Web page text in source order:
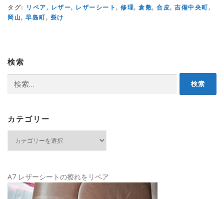
タグ: リペア, レザー, レザーシート , 修理, 倉敷, 合皮, 吉備中央町,
岡山, 早島町, 裂け
検索
索:
カテゴリー
ー
A7 レザーシートの擦れをリペア